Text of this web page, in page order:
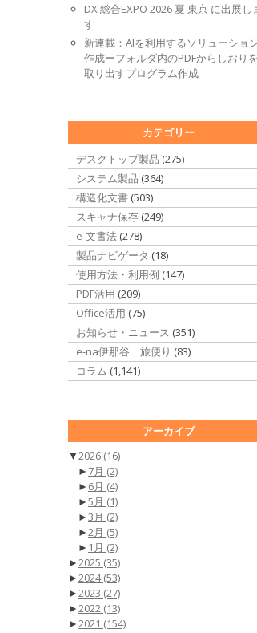
DX 総合EXPO 2026 夏 東京 に出展し
す
新連載：AIを利用するソリューショ
作成ーフォルダ内のPDFからしおりを
取り出すプログラム作成
カテゴリー
デスクトップ製品 (275)
システム製品 (364)
構造化文書 (503)
スキャナ保存 (249)
e-文書法 (278)
製品ナビゲータ (18)
使用方法・利用例 (147)
PDF活用 (209)
Office活用 (75)
お知らせ・ニュース (351)
e-na伊那谷 旅便り (83)
コラム (1,141)
アーカイブ
▼2026 (16)
► 7月 (2)
► 6月 (4)
►5月 (1)
►3月 (2)
►2月 (5)
► 1月 (2)
►2025 (35)
►2024(53)
►2023 (27)
►2022 (13)
►2021 (154)